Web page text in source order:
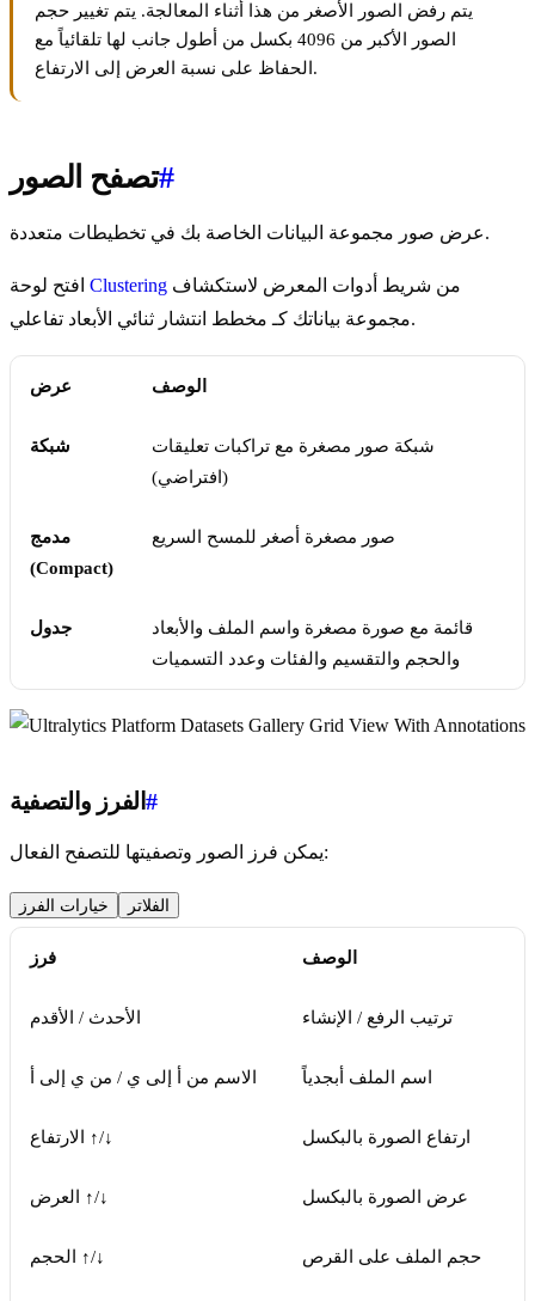
يتم رفض الصور الأصغر من هذا أثناء المعالجة. يتم تغيير حجم
الصور الأكبر من 4096 بكسل من أطول جانب لها تلقائياً مع
الحفاظ على نسبة العرض إلى الارتفاع.
تصفح الصور#
عرض صور مجموعة البيانات الخاصة بك في تخطيطات متعددة.
Clustering
مجموعة بياناتك كـ مخطط انتشار ثنائي الأبعاد تفاعلي.
عرض الوصف
شبكة
شبكة صور مصغرة مع تراكبات تعليقات
(افتراضي)
مدمج
(Compact)
صور مصغرة أصغر للمسح السريع
جدول
قائمة مع صورة مصغرة واسم الملف والأبعاد
والحجم والتقسيم والفئات وعدد التسميات
الفرز والتصفية#
يمكن فرز الصور وتصفيتها للتصفح الفعال:
خيارات الفرز الفلاتر
فرز الوصف
الأحدث / الأقدم ترتيب الرفع / الإنشاء
الاسم من أ إلى ي / من ي إلى أ اسم الملف أبجدياً
الارتفاع ↑/↓ ارتفاع الصورة بالبكسل
العرض ↑/↓ عرض الصورة بالبكسل
الحجم ↑/↓ حجم الملف على القرص